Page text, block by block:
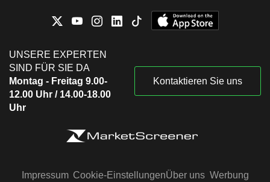
UNSERE EXPERTEN
SIND FÜR SIE DA
Montag - Freitag 9.00-
12.00 Uhr / 14.00-18.00
Uhr
Kontaktieren Sie uns
Impressum Cookie-EinstellungenÜber uns Werbung